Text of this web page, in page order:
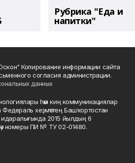
Рубрика "Еда и
напитки"
Копирование информации сайта
согласия администрации.
данных
һәм киң коммуникациялар
Федераль хеҙмәттең Башҡортостан
2015 йылдың 6
номеры ПИ № ТУ 02-01480.